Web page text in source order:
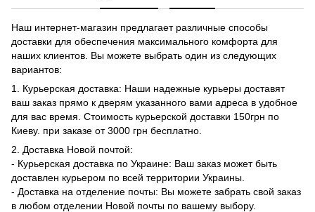
Наш интернет-магазин предлагает различные способы
доставки для обеспечения максимального комфорта для
наших клиентов. Вы можете выбрать один из следующих
вариантов:
1. Курьерская доставка: Наши надежные курьеры доставят
ваш заказ прямо к дверям указанного вами адреса в удобное
для вас время. Стоимость курьерской доставки 150грн по
Киеву. при заказе от 3000 грн бесплатно.
2. Доставка Новой почтой:
- Курьерская доставка по Украине: Ваш заказ может быть
доставлен курьером по всей территории Украины.
- Доставка на отделение почты: Вы можете забрать свой заказ
в любом отделении Новой почты по вашему выбору.